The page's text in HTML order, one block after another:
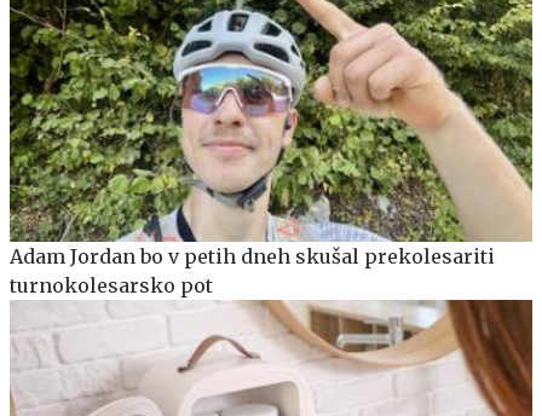
Adam Jordan bo v petih dneh skušal prekolesariti
turnokolesarsko pot